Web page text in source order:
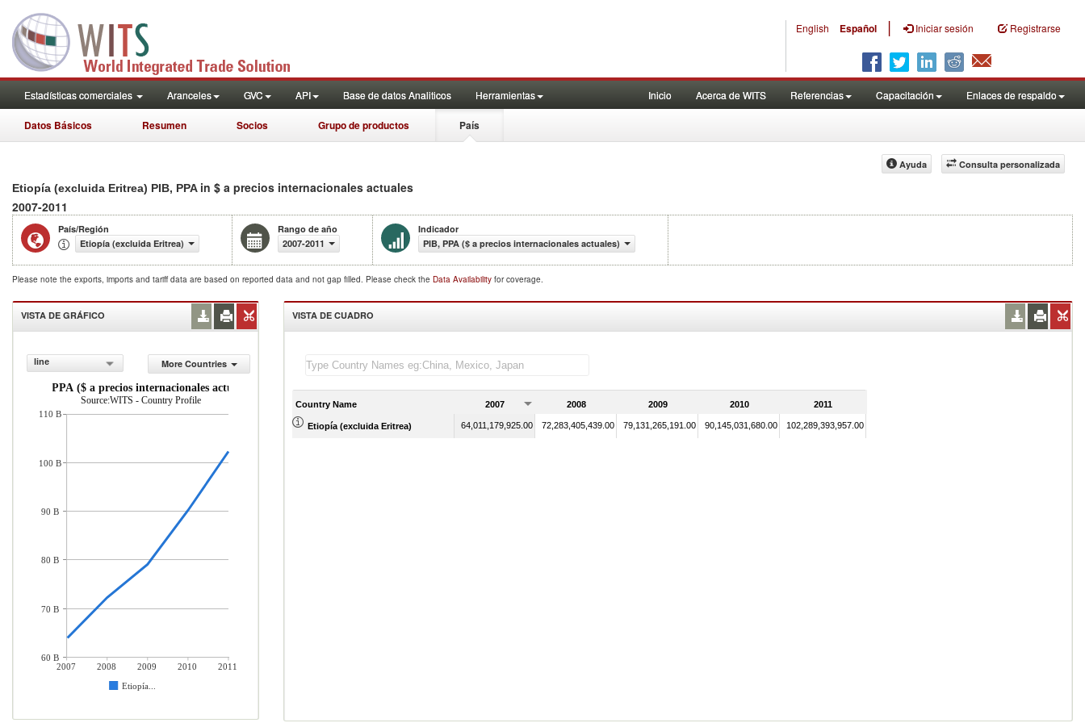
English Español | Iniciar sesión Registrarse
Estadísticas comerciales Aranceles GVC API Base de datos Analiticos Herramientas Inicio Acerca de WITS Referencias Capacitación Enlaces de respaldo
Datos Básicos Resumen Socios Grupo de productos País
Consulta personalizada
Ayuda
Etiopía (excluida Eritrea) PIB, PPA in $ a precios internacionales actuales
2007-2011
País/Región
Etiopía (excluida Eritrea)
Rango de año
2007-2011
Indicador
PIB, PPA ($ a precios internacionales actuales)
Please note the exports, imports and tariff data are based on reported data and not gap filled. Please check the Data Availability for coverage.
VISTA DE GRÁFICO
line
More Countries
PIB, PPA ($ a precios internacionales actuales)
Source:WITS - Country Profile
2007 2008 2009 2010
2011
Etiopía...
110 B
100 B
90 B
80 B
70 B
60 B
VISTA DE CUADRO
Country Name 2007 2008 2009 2010 2011
Etiopía (excluida Eritrea) 64,011,179,925.00 72,283,405,439.00 79,131,265,191.00 90,145,031,680.00 102,289,393,957.00